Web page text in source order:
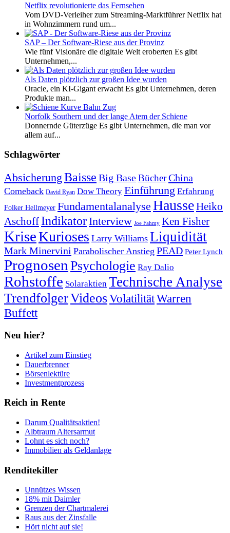
Netflix revolutionierte das Fernsehen
Vom DVD-Verleiher zum Streaming-Marktführer Netflix hat
in Wohnzimmern rund um...
SAP – Der Software-Riese aus der Provinz
Wie fünf Visionäre die digitale Welt eroberten Es gibt
Unternehmen,...
Als Daten plötzlich zur großen Idee wurden
Oracle, ein KI-Gigant erwacht Es gibt Unternehmen, deren
Produkte man...
Norfolk Southern und der lange Atem der Schiene
Donnernde Güterzüge Es gibt Unternehmen, die man vor
allem auf...
Schlagwörter
Absicherung Baisse Big BaseBücherChina
Comeback David Ryan Dow Theory Einführung Erfahrung
Folker Hellmeyer Fundamentalanalyse HausseHeiko
Aschoff IndikatorInterview Joe Fahmy Ken Fisher
KriseKurioses Larry Williams Liquidität
Mark Minervini Parabolischer Anstieg PEAD Peter Lynch
Prognosen Psychologie Ray Dalio
Rohstoffe Solaraktien Technische Analyse
TrendfolgerVideosVolatilitätWarren
Buffett
Neu hier?
Artikel zum Einstieg
Dauerbrenner
Börsenlektüre
Investmentprozess
Reich in Rente
Darum Qualitätsaktien!
Albtraum Altersarmut
Lohnt es sich noch?
Immobilien als Geldanlage
Renditekiller
Unnützes Wissen
18% mit Daimler
Grenzen der Chartmalerei
Raus aus der Zinsfalle
Hört nicht auf sie!